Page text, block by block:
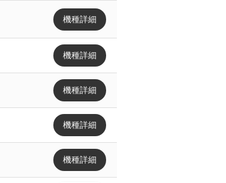
機種詳細
機種詳細
機種詳細
機種詳細
機種詳細